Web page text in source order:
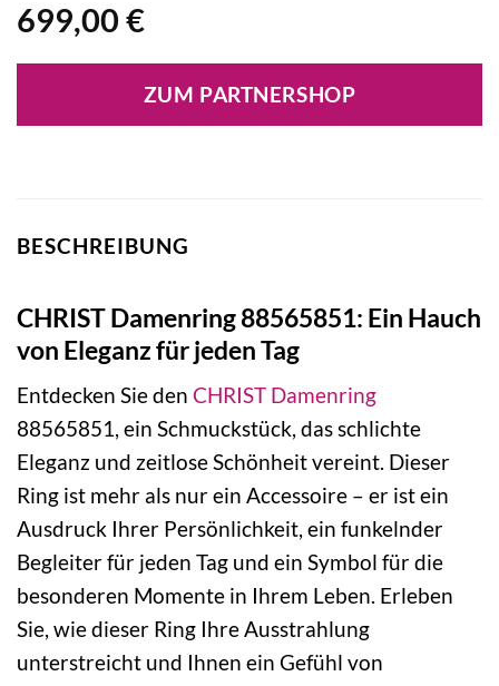
699,00 €
ZUM PARTNERSHOP
BESCHREIBUNG
CHRIST Damenring 88565851: Ein Hauch
von Eleganz für jeden Tag
Entdecken Sie den CHRIST Damenring
88565851, ein Schmuckstück, das schlichte
Eleganz und zeitlose Schönheit vereint. Dieser
Ring ist mehr als nur ein Accessoire – er ist ein
Ausdruck Ihrer Persönlichkeit, ein funkelnder
Begleiter für jeden Tag und ein Symbol für die
besonderen Momente in Ihrem Leben. Erleben
Sie, wie dieser Ring Ihre Ausstrahlung
unterstreicht und Ihnen ein Gefühl von